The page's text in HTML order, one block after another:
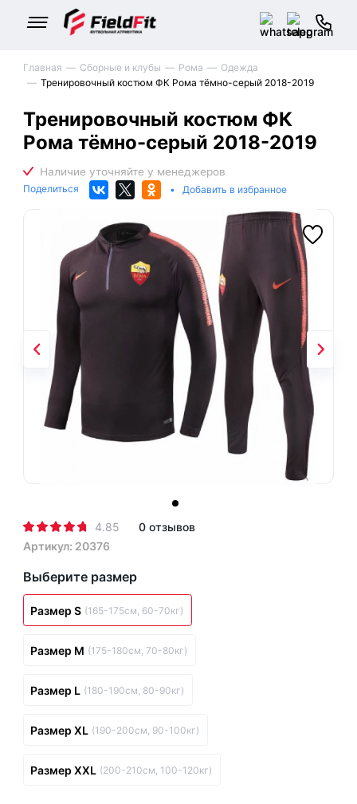
Главная Сборные и клубы Рома
Одежда
Тренировочный костюм ФК Рома тёмно-серый 2018-2019
Тренировочный костюм ФК
Рома тёмно-серый 2018-2019
Поделиться • Добавить в избранное
4.85
0 отзывов
Артикул: 20376
Выберите размер
Размер S (165-175см, 60-70кг)
Размер M (175-180см, 70-80кг)
Размер L (180-190см, 80-90кг)
Размер XL (190-200см, 90-100кг)
Размер XXL (200-210см, 100-120кг)